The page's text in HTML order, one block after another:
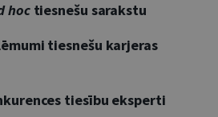
hoctiesnešu sarakstu
tiesnešu karjeras
tiesību eksperti